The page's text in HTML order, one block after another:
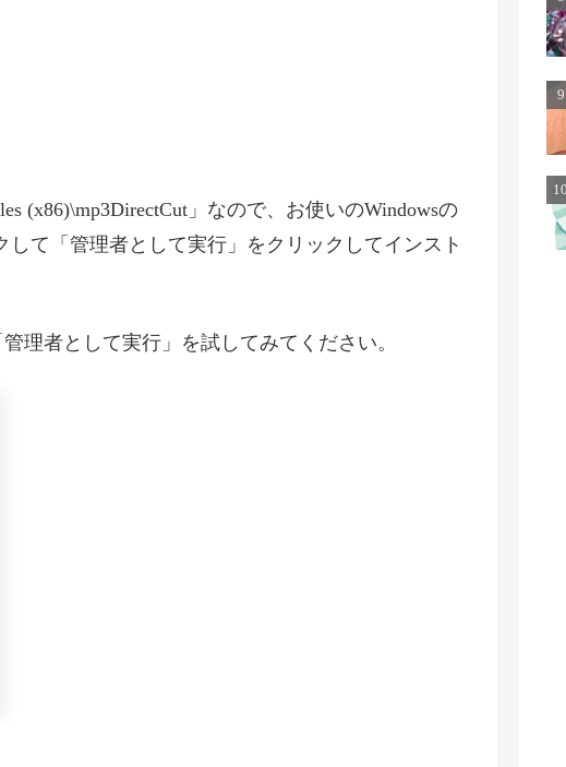
(x86)\mp3DirectCut」なので、お使いのWindowsの
して「管理者として実行」をクリックしてインスト
理者として実行」を試してみてください。